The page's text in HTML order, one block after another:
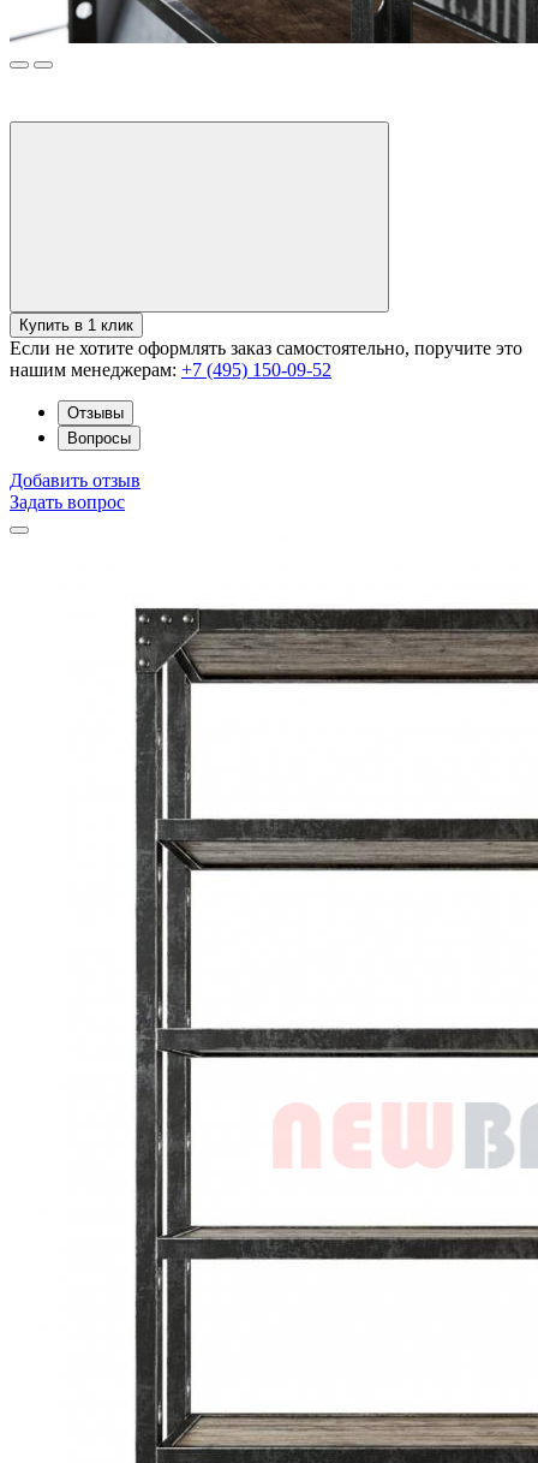
Купить в 1 клик
Если не хотите оформлять заказ самостоятельно, поручите это
нашим менеджерам: +7 (495) 150-09-52
Отзывы
Вопросы
Добавить отзыв
Задать вопрос